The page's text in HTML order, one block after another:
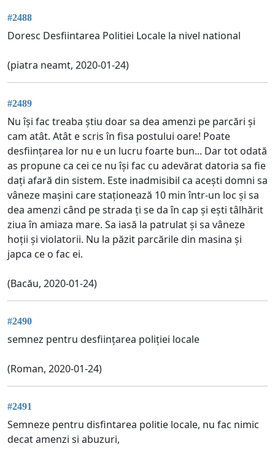
#2488
Doresc Desfiintarea Politiei Locale la nivel national
(piatra neamt, 2020-01-24)
#2489
Nu își fac treaba știu doar sa dea amenzi pe parcări și
cam atât. Atât e scris în fisa postului oare! Poate
desființarea lor nu e un lucru foarte bun... Dar tot odată
as propune ca cei ce nu își fac cu adevărat datoria sa fie
dați afară din sistem. Este inadmisibil ca acești domni sa
vâneze mașini care staționează 10 min într-un loc și sa
dea amenzi când pe strada ți se da în cap și ești tâlhărit
ziua în amiaza mare. Sa iasă la patrulat și sa vâneze
hoții și violatorii. Nu la păzit parcările din masina și
japca ce o fac ei.
(Bacău, 2020-01-24)
#2490
semnez pentru desființarea poliției locale
(Roman, 2020-01-24)
#2491
Semneze pentru disfintarea politie locale, nu fac nimic
decat amenzi si abuzuri,